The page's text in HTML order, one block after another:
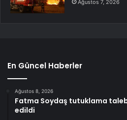
Ağustos 7, 2026
En Güncel Haberler
Ağustos 8, 2026
Fatma Soydaş tutuklama
edildi